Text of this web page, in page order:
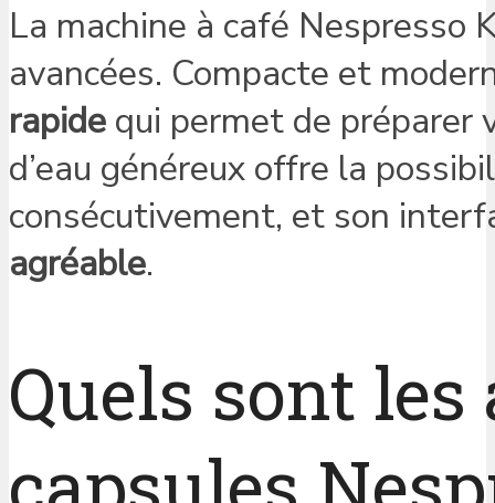
La machine à café
avancées. Compacte et
rapide qui permet de préparer
d’eau généreux offre la
consécutivement, et son
agréable.
Quels sont